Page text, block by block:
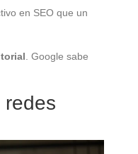
en SEO que un
. Google sabe
redes